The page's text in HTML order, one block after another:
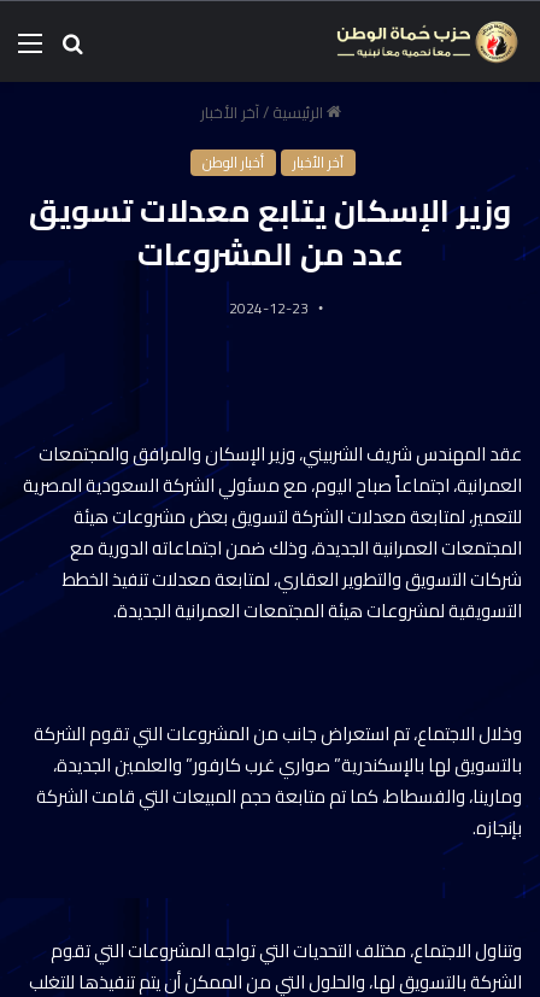
الرئيسية/آخر الأخبار
آخر الأخبار أخبار الوطن
وزير الإسكان يتابع معدلات تسويق
عدد من المشروعات
2024-12-23
عقد المهندس شريف الشربيني، وزير الإسكان والمرافق والمجتمعات
العمرانية، اجتماعاً صباح اليوم، مع مسئولي الشركة السعودية المصرية
للتعمير، لمتابعة معدلات الشركة لتسويق بعض مشروعات هيئة
المجتمعات العمرانية الجديدة، وذلك ضمن اجتماعاته الدورية مع
شركات التسويق والتطوير العقاري، لمتابعة معدلات تنفيذ الخطط
التسويقية لمشروعات هيئة المجتمعات العمرانية الجديدة.
وخلال الاجتماع، تم استعراض جانب من المشروعات التي تقوم الشركة
بالتسويق لها بالإسكندرية” صواري غرب كارفور” والعلمين الجديدة،
ومارينا، والفسطاط، كما تم متابعة حجم المبيعات التي قامت الشركة
بإنجازه.
وتناول الاجتماع، مختلف التحديات التي تواجه المشروعات التي تقوم
الشركة بالتسويق لها، والحلول التي من الممكن أن يتم تنفيذها للتغلب